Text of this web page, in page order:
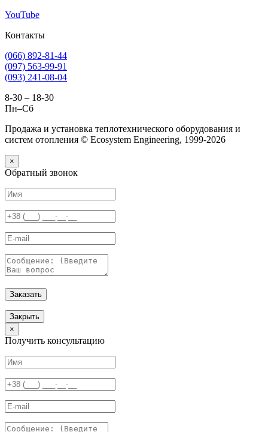
YouTube
Контакты
(066) 892-81-44
(097) 563-99-91
(093) 241-08-04
8-30 – 18-30
Пн–Сб
Продажа и установка теплотехнического оборудования и
систем отопления © Ecosystem Engineering, 1999-2026
×
Обратный звонок
Заказать
Закрыть
×
Получить консультацию